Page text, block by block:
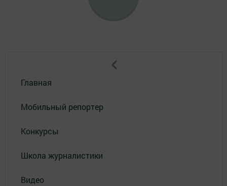
Главная
Мобильный репортер
Конкурсы
Школа журналистики
Видео